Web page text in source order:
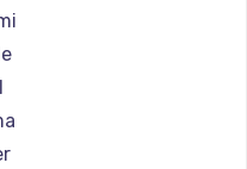
Irbis
Thunderobot
Hasee
ZTE
Hiper